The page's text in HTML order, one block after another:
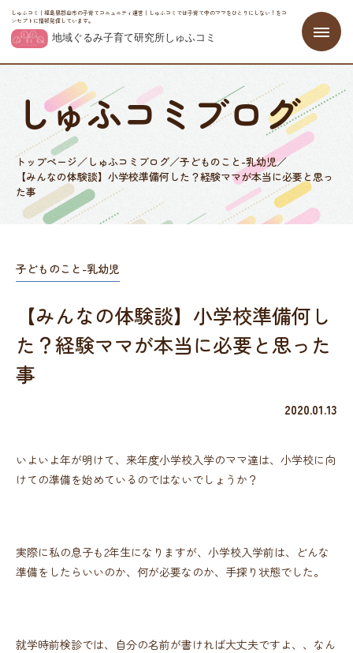
しゅふコミ｜福島県郡山市の子育てコニュニティ運営｜しゅふコミでは子育て中のママをひとりにしない！をコ
ンセプトに情報発信しています。
しゅふコミブログ
トップページ／しゅふコミブログ／子どものこと-乳幼児／
【みんなの体験談】小学校準備何した？経験ママが本当に必要と思っ
た事
子どものこと-乳幼児
【みんなの体験談】小学校準備何し
た？経験ママが本当に必要と思った
事
2020.01.13
いよいよ年が明けて、来年度小学校入学のママ達は、小学校に向
けての準備を始めているのではないでしょうか？
実際に私の息子も2年生になりますが、小学校入学前は、どんな
準備をしたらいいのか、何が必要なのか、手探り状態でした。
就学時前検診では、自分の名前が書ければ大丈夫ですよ、、なん